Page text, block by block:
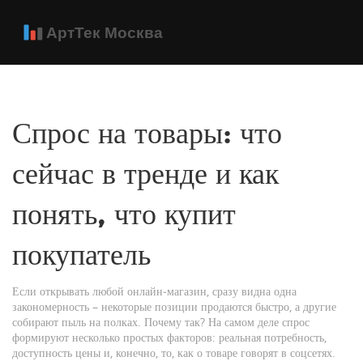
Спрос на товары: что
сейчас в тренде и как
понять, что купит
покупатель
Если открывать любой онлайн‑магазин, сразу видна одна
закономерность – некоторые позиции продаются быстро, а другие
собирают пыль на полках. Почему так? На самом деле спрос
формируют несколько простых факторов: реальная потребность,
доступность цены и, конечно, то, как о товаре говорят в соцсетях.